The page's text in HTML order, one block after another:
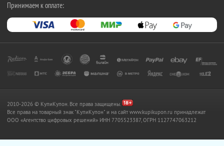
Принимаем к оплате:
2010-2026 © КупиКупон. Все права защищены.
Все права на товарный знак "КупиКупон" и на сайт www.kupikupon.ru принадлежат
OOO «Агентство цифровых решений» ИНН 7705523387, ОГРН 1127747063212